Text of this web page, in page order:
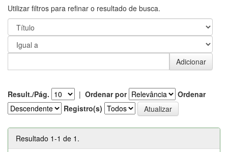
Utilizar filtros para refinar o resultado de busca.
Result./Pág. | Ordenar por
Ordenar
Registro(s)
Resultado 1-1 de 1.